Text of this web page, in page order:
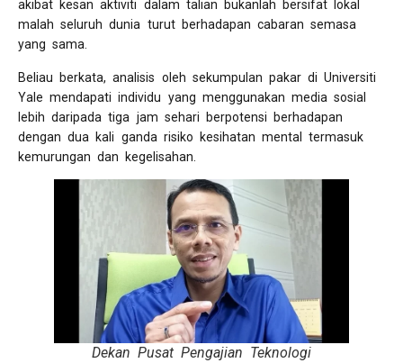
akibat kesan aktiviti dalam talian bukanlah bersifat lokal
malah seluruh dunia turut berhadapan cabaran semasa
yang sama.
Beliau berkata, analisis oleh sekumpulan pakar di Universiti
Yale mendapati individu yang menggunakan media sosial
lebih daripada tiga jam sehari berpotensi berhadapan
dengan dua kali ganda risiko kesihatan mental termasuk
kemurungan dan kegelisahan.
Dekan Pusat Pengajian Teknologi